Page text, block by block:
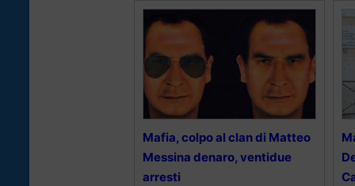
Mafia, colpo al clan di Matteo
Messina denaro, ventidue
arresti